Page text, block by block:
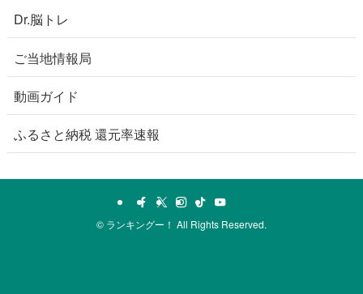
Dr.脳トレ
ご当地情報局
動画ガイド
ふるさと納税 還元率速報
© ランキングー！ All Rights Reserved.